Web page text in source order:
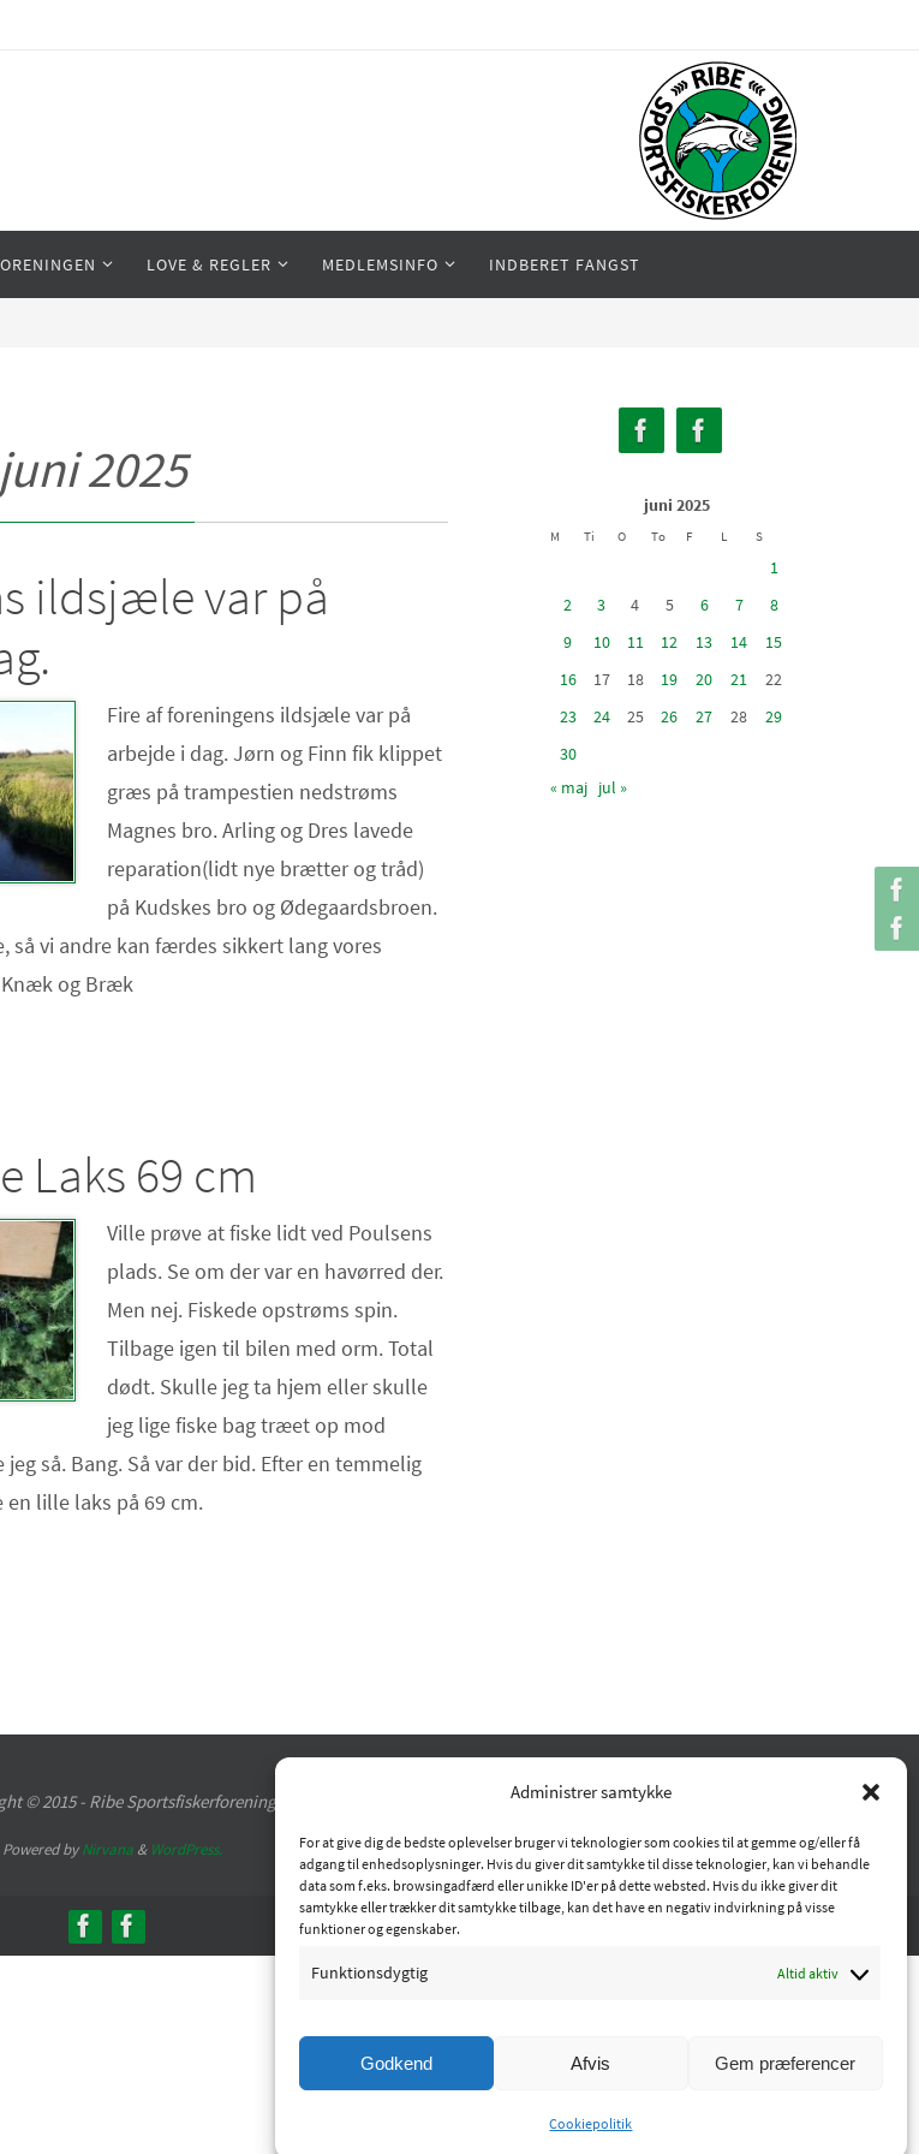
Administrer samtykke
For at give dig de bedste oplevelser bruger vi teknologier som cookies til at gemme og/eller få
adgang til enhedsoplysninger. Hvis du giver dit samtykke til disse teknologier, kan vi behandle
data som f.eks. browsingadfærd eller unikke ID'er på dette websted. Hvis du ikke giver dit
samtykke eller trækker dit samtykke tilbage, kan det have en negativ indvirkning på visse
funktioner og egenskaber.
Funktionsdygtig Altid aktiv
Godkend Afvis Gem præferencer
Cookiepolitik
LOVE & REGLER MEDLEMSINFO INDBERET FANGST
2025
ildsjæle var på
Fire af foreningens ildsjæle var på
arbejde i dag. Jørn og Finn fik klippet
græs på trampestien nedstrøms
Magnes bro. Arling og Dres lavede
reparation(lidt nye brætter og tråd)
på Kudskes bro og Ødegaardsbroen.
så vi andre kan færdes sikkert lang vores
og Bræk
Laks 69 cm
Ville prøve at fiske lidt ved Poulsens
plads. Se om der var en havørred der.
Men nej. Fiskede opstrøms spin.
Tilbage igen til bilen med orm. Total
dødt. Skulle jeg ta hjem eller skulle
jeg lige fiske bag træet op mod
så. Bang. Så var der bid. Efter en temmelig
lille laks på 69 cm.
juni 2025
M Ti O To F L S
1
2
3 4 5 6 7
8
9
10 11 12 13 14
15
16
17 18 19 20 21
22
23
24 25 26 27 28
29
30
« maj jul »
© 2015 - Ribe Sportsfiskerforening
Powered byNirvana& WordPress.